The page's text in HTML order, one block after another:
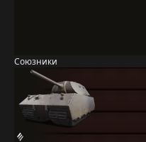
Союзники